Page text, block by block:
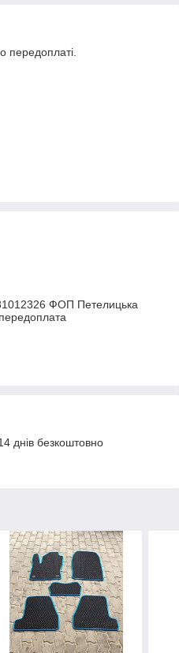
передоплаті.
ФОП Петелицька
днів безкоштовно